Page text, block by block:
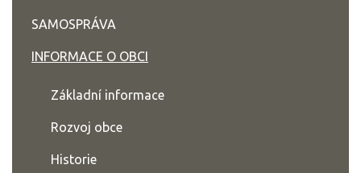
SAMOSPRÁVA
INFORMACE O OBCI
Základní informace
Rozvoj obce
Historie